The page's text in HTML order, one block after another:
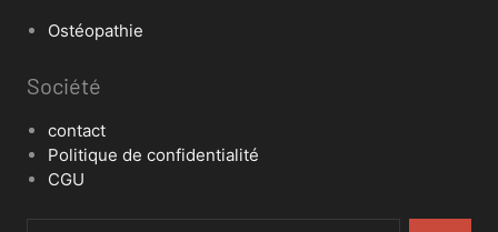
Ostéopathie
Société
contact
Politique de confidentialité
CGU